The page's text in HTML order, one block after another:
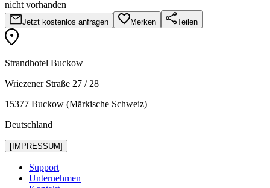
nicht vorhanden
Jetzt kostenlos anfragen Merken Teilen
Strandhotel Buckow
Wriezener Straße 27 / 28
15377 Buckow (Märkische Schweiz)
Deutschland
[IMPRESSUM]
Support
Unternehmen